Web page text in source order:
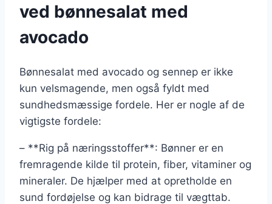
ved bønnesalat med
avocado
Bønnesalat med avocado og sennep er ikke
kun velsmagende, men også fyldt med
sundhedsmæssige fordele. Her er nogle af de
vigtigste fordele:
– **Rig på næringsstoffer**: Bønner er en
fremragende kilde til protein, fiber, vitaminer og
mineraler. De hjælper med at opretholde en
sund fordøjelse og kan bidrage til vægttab.